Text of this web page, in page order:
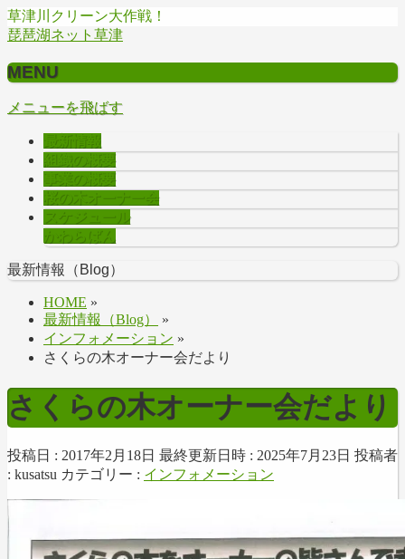
草津川クリーン大作戦！
琵琶湖ネット草津
MENU
メニューを飛ばす
最新情報
組織の概要
事業の概要
桜の木オーナー会
スケジュール
かわらばん
最新情報（Blog）
HOME »
最新情報（Blog）
»
インフォメーション »
さくらの木オーナー会だより
さくらの木オーナー会だより
投稿日 : 2017年2月18日 最終更新日時 : 2025年7月23日 投稿者
: kusatsu カテゴリー : インフォメーション